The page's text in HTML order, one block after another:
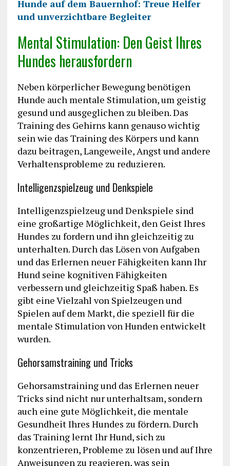
Hunde auf dem Bauernhof: Treue Helfer
und unverzichtbare Begleiter
Mental Stimulation: Den Geist Ihres
Hundes herausfordern
Neben körperlicher Bewegung benötigen
Hunde auch mentale Stimulation, um geistig
gesund und ausgeglichen zu bleiben. Das
Training des Gehirns kann genauso wichtig
sein wie das Training des Körpers und kann
dazu beitragen, Langeweile, Angst und andere
Verhaltensprobleme zu reduzieren.
Intelligenzspielzeug und Denkspiele
Intelligenzspielzeug und Denkspiele sind
eine großartige Möglichkeit, den Geist Ihres
Hundes zu fordern und ihn gleichzeitig zu
unterhalten. Durch das Lösen von Aufgaben
und das Erlernen neuer Fähigkeiten kann Ihr
Hund seine kognitiven Fähigkeiten
verbessern und gleichzeitig Spaß haben. Es
gibt eine Vielzahl von Spielzeugen und
Spielen auf dem Markt, die speziell für die
mentale Stimulation von Hunden entwickelt
wurden.
Gehorsamstraining und Tricks
Gehorsamstraining und das Erlernen neuer
Tricks sind nicht nur unterhaltsam, sondern
auch eine gute Möglichkeit, die mentale
Gesundheit Ihres Hundes zu fördern. Durch
das Training lernt Ihr Hund, sich zu
konzentrieren, Probleme zu lösen und auf Ihre
Anweisungen zu reagieren, was sein